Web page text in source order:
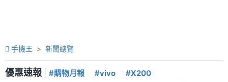
手機王 新聞總覽
優惠速報 #購物月報 #vivo #X200